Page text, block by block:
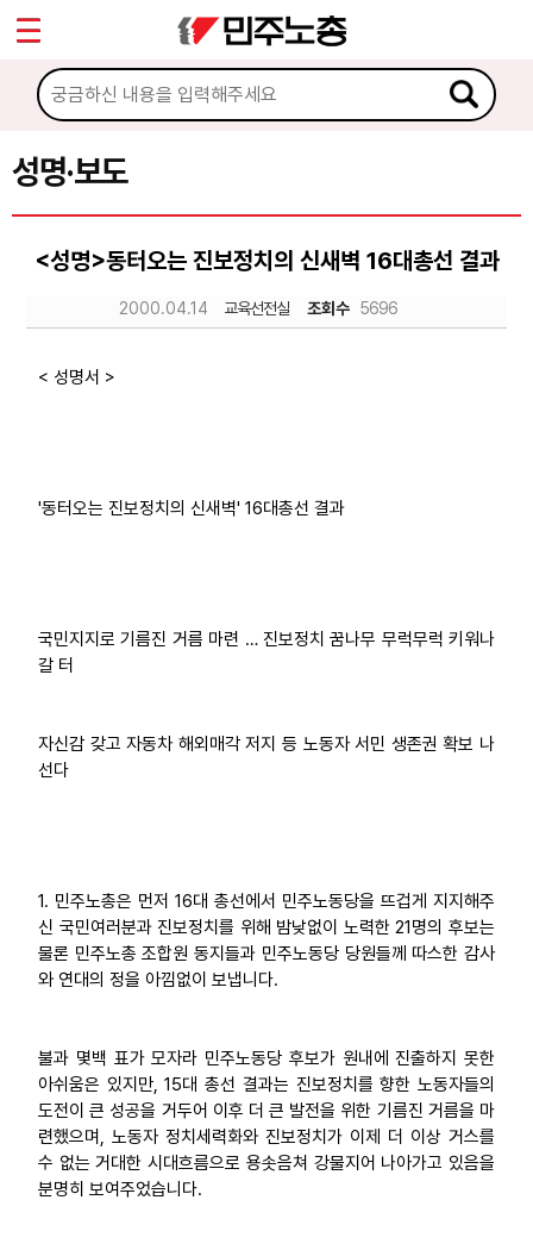
성명·보도
<성명>동터오는 진보정치의 신새벽 16대총선 결과
2000.04.14 교육선전실 조회수 5696
< 성명서 >
'동터오는 진보정치의 신새벽' 16대총선 결과
국민지지로 기름진 거름 마련 … 진보정치 꿈나무 무럭무럭 키워나
갈 터
자신감 갖고 자동차 해외매각 저지 등 노동자 서민 생존권 확보 나
선다
1. 민주노총은 먼저 16대 총선에서 민주노동당을 뜨겁게 지지해주
신 국민여러분과 진보정치를 위해 밤낮없이 노력한 21명의 후보는
물론 민주노총 조합원 동지들과 민주노동당 당원들께 따스한 감사
와 연대의 정을 아낌없이 보냅니다.
불과 몇백 표가 모자라 민주노동당 후보가 원내에 진출하지 못한
아쉬움은 있지만, 15대 총선 결과는 진보정치를 향한 노동자들의
도전이 큰 성공을 거두어 이후 더 큰 발전을 위한 기름진 거름을 마
련했으며, 노동자 정치세력화와 진보정치가 이제 더 이상 거스를
수 없는 거대한 시대흐름으로 용솟음쳐 강물지어 나아가고 있음을
분명히 보여주었습니다.
마이페이지
소개
소식
공지사항
성명·보도
노동상담
부설기관
Sketchbook5, 스케치북5
Sketchbook5, 스케치북5